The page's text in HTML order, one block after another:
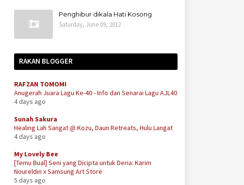
Penghibur dikala Hati Kosong
Saturday, June 09, 2012
RAKAN BLOGGER
RAFZAN TOMOMI
Anugerah Juara Lagu Ke-40 - Info dan Senarai Lagu AJL40
4 days ago
Sunah Sakura
Healing Lah Sangat @ Kozu, Daun Retreats, Hulu Langat
4 days ago
My Lovely Bee
[Temu Bual] Seni yang Dicipta untuk Deria: Karim
Noureldin x Samsung Art Store
5 days ago